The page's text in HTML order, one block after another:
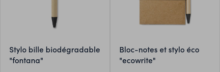
stylo bille biodégradable
"fontana"
bloc-notes et stylo éco
"ecowrite"